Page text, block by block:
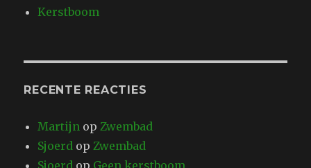
Kerstboom
RECENTE REACTIES
Martijn opZwembad
Sjoerd opZwembad